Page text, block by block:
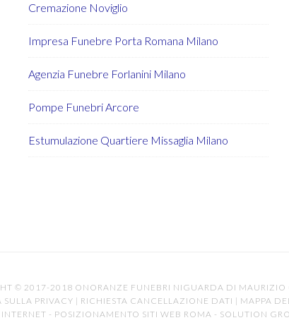
Cremazione Noviglio
Impresa Funebre Porta Romana Milano
Agenzia Funebre Forlanini Milano
Pompe Funebri Arcore
Estumulazione Quartiere Missaglia Milano
© 2017-2018 ONORANZE FUNEBRI NIGUARDA DI MAURIZIO
PRIVACY | RICHIESTA CANCELLAZIONE DATI | MAPPA
- POSIZIONAMENTO SITI WEB ROMA - SOLUTION